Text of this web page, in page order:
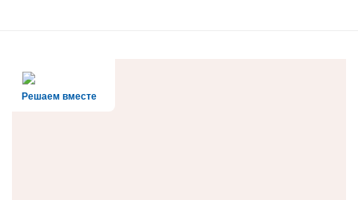
Решаем вместе